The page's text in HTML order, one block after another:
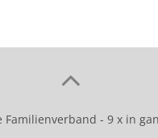
Familienverband - 9 x in